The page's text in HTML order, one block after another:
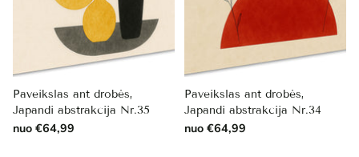
Paveikslas ant drobės,
Japandi abstrakcija Nr.35
nuo €64,99
Paveikslas ant drobės,
Japandi abstrakcija Nr.34
nuo €64,99